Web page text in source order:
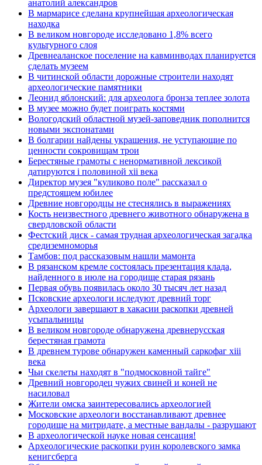
анатолий александров
В мармарисе сделана крупнейшая археологическая
находка
В великом новгороде исследовано 1,8% всего
культурного слоя
Древнеаланское поселение на кавминводах планируется
сделать музеем
В читинской области дорожные строители находят
археологические памятники
Леонид яблонский: для археолога бронза теплее золота
В музее можно будет поиграть костями
Вологодский областной музей-заповедник пополнится
новыми экспонатами
В болгарии найдены украшения, не уступающие по
ценности сокровищам трои
Берестяные грамоты с ненормативной лексикой
датируются i половиной xii века
Директор музея "куликово поле" рассказал о
предстоящем юбилее
Древние новгородцы не стеснялись в выражениях
Кость неизвестного древнего животного обнаружена в
свердловской области
Фестский диск - самая трудная археологическая загадка
средиземноморья
Тамбов: под рассказовым нашли мамонта
В рязанском кремле состоялась презентация клада,
найденного в июле на городище старая рязань
Первая обувь появилась около 30 тысяч лет назад
Псковские археологи иследуют древний торг
Археологи завершают в хакасии раскопки древней
усыпальницы
В великом новгороде обнаружена древнерусская
берестяная грамота
В древнем турове обнаружен каменный саркофаг xiii
века
Чьи скелеты находят в "подмосковной тайге"
Древний новгородец чужих свиней и коней не
насиловал
Жители омска заинтересовались археологией
Московские археологи восстанавливают древнее
городище на митридате, а местные вандалы - разрушают
В археологической науке новая сенсация!
Археологические раскопки руин королевского замка
кенигсберга